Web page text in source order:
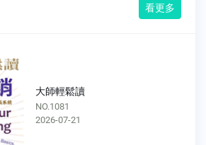
看更多
大師輕鬆讀
NO.1081
2026-07-21